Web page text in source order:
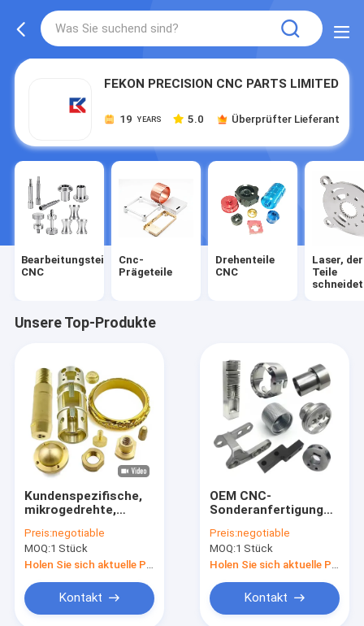
FEKON PRECISION CNC PARTS LIMITED
19 YEARS 5.0 Überprüfter Lieferant
Bearbeitungsteile
CNC
Cnc-
Prägeteile
Drehenteile
CNC
Laser, der
Teile
schneidet
Unsere Top-Produkte
Kundenspezifische,
mikrogedrehte,
Präzisionsersatzteile
aus Messing und
Kupfer, Metall,
mechanische Teile,
CNC-Bearbeitung
Preis:negotiable
MOQ:1 Stück
Kontakt
OEM CNC-
Sonderanfertigungen,
Bearbeitung, Stahl,
Aluminium, Fräsen
und Drehen,
Preis:negotiable
MOQ:1 Stück
Kontakt